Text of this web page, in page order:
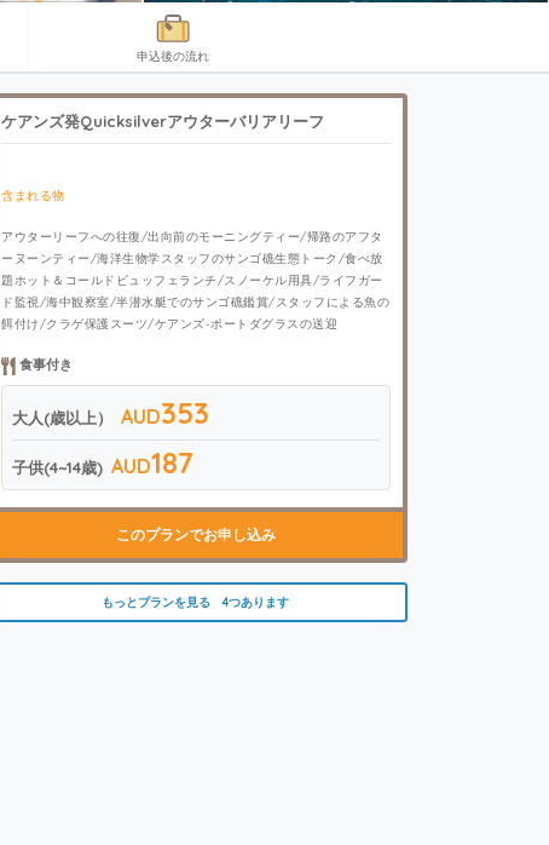
申込後の流れ
ケアンズ発Quicksilverアウターバリアリーフ
含まれる物
アウターリーフへの往復/出向前のモーニングティー/帰路のアフタ
ーヌーンティー/海洋生物学スタッフのサンゴ礁生態トーク/食べ放
題ホット＆コールドビュッフェランチ/スノーケル用具/ライフガー
ド監視/海中観察室/半潜水艇でのサンゴ礁鑑賞/スタッフによる魚の
餌付け/クラゲ保護スーツ/ケアンズ-ポートダグラスの送迎
食事付き
大人(歳以上） AUD353
子供(4~14歳) AUD187
このプランでお申し込み
もっとプランを見る 4つあります